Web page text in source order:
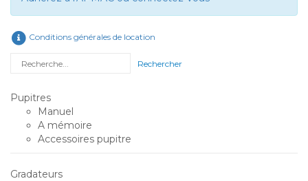
Conditions générales de location
Rechercher
Pupitres
Manuel
A mémoire
Accessoires pupitre
Gradateurs